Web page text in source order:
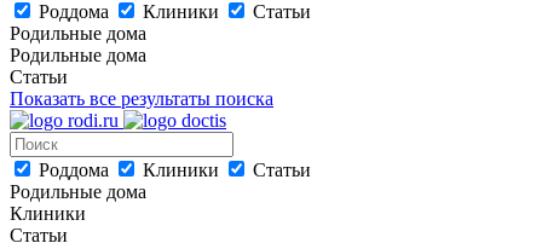
Роддома Клиники
Статьи
Родильные дома
Родильные дома
Статьи
Показать все результаты поиска
Роддома Клиники
Статьи
Родильные дома
Клиники
Статьи